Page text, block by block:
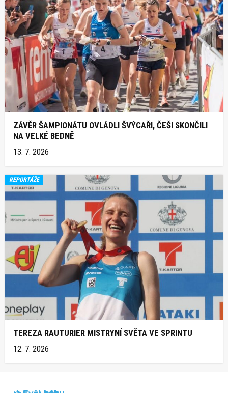
ZÁVĚR ŠAMPIONÁTU OVLÁDLI ŠVÝCAŘI, ČEŠI SKONČILI
NA VELKÉ BEDNĚ
13. 7. 2026
REPORTÁŽE
TEREZA RAUTURIER MISTRYNÍ SVĚTA VE SPRINTU
12. 7. 2026